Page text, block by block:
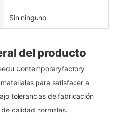
Sin ninguno
del producto
Contemporaryfactory
para satisfacer a
tolerancias de fabricación
calidad normales.